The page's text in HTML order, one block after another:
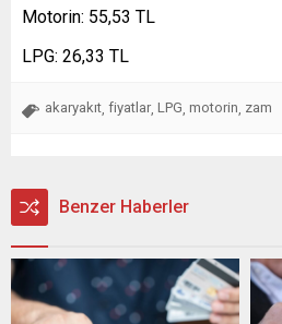
Motorin: 55,53 TL
LPG: 26,33 TL
akaryakıt fiyatlar LPG motorin zam
Benzer Haberler